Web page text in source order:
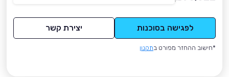
לפגישה בסוכנות יצירת קשר
*חישוב ההחזר מפורט בתקנון